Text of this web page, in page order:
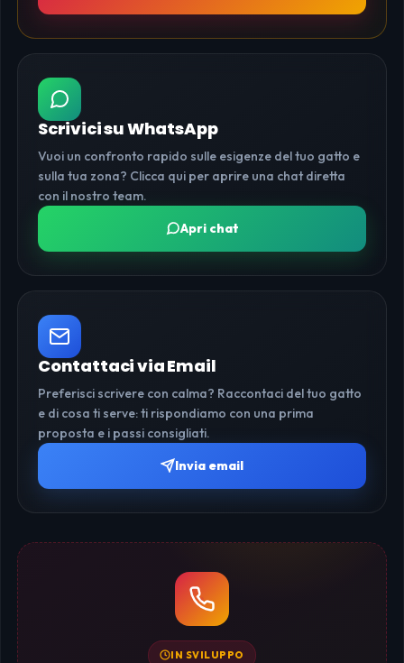
Scrivici su WhatsApp
Vuoi un confronto rapido sulle esigenze del tuo gatto e
sulla tua zona? Clicca qui per aprire una chat diretta
con il nostro team.
Apri chat
Contattaci via Email
Preferisci scrivere con calma? Raccontaci del tuo gatto
e di cosa ti serve: ti rispondiamo con una prima
proposta e i passi consigliati.
Invia email
IN SVILUPPO